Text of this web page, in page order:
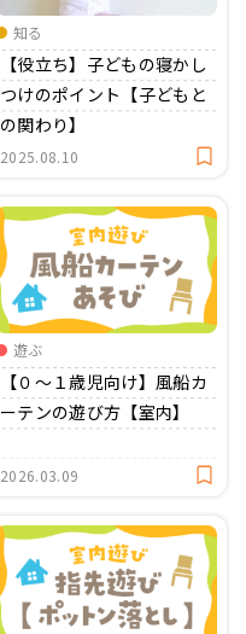
知る
【役立ち】子どもの寝かし
つけのポイント【子どもと
の関わり】
2025.08.10
遊ぶ
【０〜１歳児向け】風船カ
ーテンの遊び方【室内】
2026.03.09